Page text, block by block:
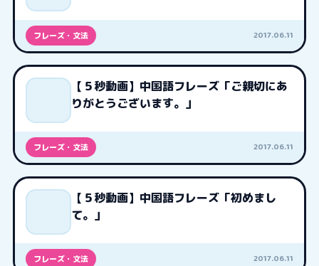
フレーズ・文法 2017.06.11
【５秒動画】中国語フレーズ「ご親切にあ
りがとうございます。」
フレーズ・文法 2017.06.11
【５秒動画】中国語フレーズ「初めまし
て。」
フレーズ・文法 2017.06.11